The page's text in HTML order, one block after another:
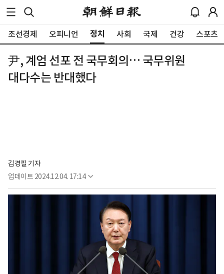
조선경제 오피니언 정치 사회 국제 건강 스포츠
尹, 계엄 선포 전 국무회의… 국무위원
대다수는 반대했다
김경필 기자
업데이트 2024.12.04. 17:14